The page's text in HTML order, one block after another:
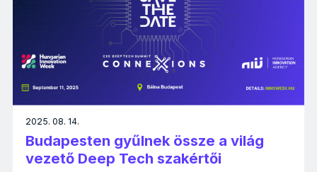
2025. 08. 14.
Budapesten gyűlnek össze a világ
vezető Deep Tech szakértői